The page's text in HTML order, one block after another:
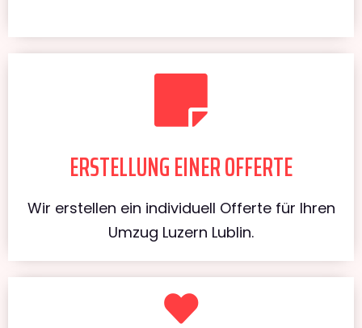
ERSTELLUNG EINER OFFERTE
Wir erstellen ein individuell Offerte für Ihren
Umzug Luzern Lublin.